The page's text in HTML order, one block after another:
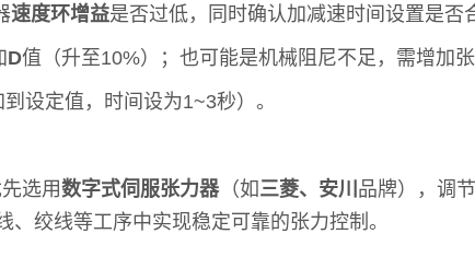
速度环增益是否过低，同时确认加减速时间设置是否
D值（升至10%）；也可能是机械阻尼不足，需增加
设定值，时间设为1~3秒）。
选用数字式伺服张力器（如三菱、安川 品牌），调
绞线等工序中实现稳定可靠的张力控制。